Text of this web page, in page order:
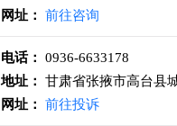
网址：
前往咨询
电话：
0936-6633178
地址：
甘肃省张掖市高台县
网址：
前往投诉